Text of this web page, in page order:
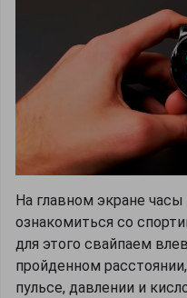
На главном экране
ознакомиться со
для этого свайпаем
пройденном
пульсе, давлении и